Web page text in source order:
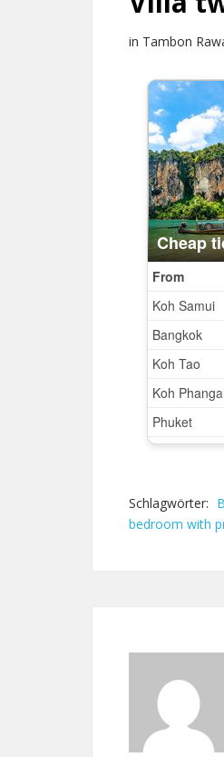
in Tambon
Schlagwörter:
bedroom with